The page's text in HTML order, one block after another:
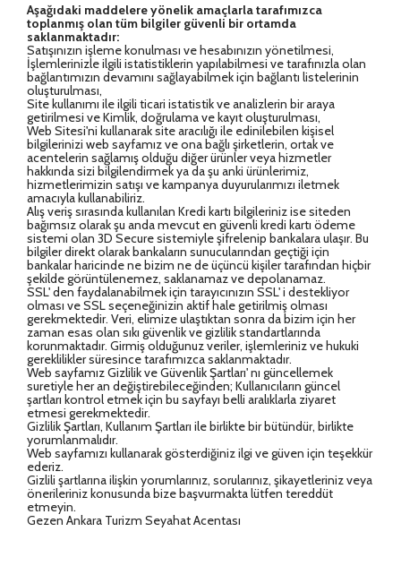
ÇEREZ KULLANIM AYARLARINIZ
Çerez tercihlerinizibelirleyin.
Daha fazla bilgi içinKVKK bilgilendirmemizi
inceleyebilirsiniz.
Aşağıdaki maddelere yönelik amaçlarla tarafımızca
toplanmış olan tüm bilgiler güvenli bir ortamda
saklanmaktadır:
Satışınızın işleme konulması ve hesabınızın yönetilmesi,
İşlemlerinizle ilgili istatistiklerin yapılabilmesi ve tarafınızla olan
bağlantımızın devamını sağlayabilmek için bağlantı listelerinin
oluşturulması,
Site kullanımı ile ilgili ticari istatistik ve analizlerin bir araya
getirilmesi ve Kimlik, doğrulama ve kayıt oluşturulması,
Web Sitesi'ni kullanarak site aracılığı ile edinilebilen kişisel
bilgilerinizi web sayfamız ve ona bağlı şirketlerin, ortak ve
acentelerin sağlamış olduğu diğer ürünler veya hizmetler
hakkında sizi bilgilendirmek ya da şu anki ürünlerimiz,
hizmetlerimizin satışı ve kampanya duyurularımızı iletmek
amacıyla kullanabiliriz.
Alış veriş sırasında kullanılan Kredi kartı bilgileriniz ise siteden
bağımsız olarak şu anda mevcut en güvenli kredi kartı ödeme
sistemi olan 3D Secure sistemiyle şifrelenip bankalara ulaşır. Bu
bilgiler direkt olarak bankaların sunucularından geçtiği için
bankalar haricinde ne bizim ne de üçüncü kişiler tarafından hiçbir
şekilde görüntülenemez, saklanamaz ve depolanamaz.
SSL' den faydalanabilmek için tarayıcınızın SSL' i destekliyor
olması ve SSL seçeneğinizin aktif hale getirilmiş olması
gerekmektedir. Veri, elimize ulaştıktan sonra da bizim için her
zaman esas olan sıkı güvenlik ve gizlilik standartlarında
korunmaktadır. Girmiş olduğunuz veriler, işlemleriniz ve hukuki
gereklilikler süresince tarafımızca saklanmaktadır.
Web sayfamız Gizlilik ve Güvenlik Şartları' nı güncellemek
suretiyle her an değiştirebileceğinden; Kullanıcıların güncel
şartları kontrol etmek için bu sayfayı belli aralıklarla ziyaret
etmesi gerekmektedir.
Gizlilik Şartları, Kullanım Şartları ile birlikte bir bütündür, birlikte
yorumlanmalıdır.
Web sayfamızı kullanarak gösterdiğiniz ilgi ve güven için teşekkür
ederiz.
Gizlili şartlarına ilişkin yorumlarınız, sorularınız, şikayetleriniz veya
önerileriniz konusunda bize başvurmakta lütfen tereddüt
etmeyin.
Gezen Ankara Turizm Seyahat Acentası